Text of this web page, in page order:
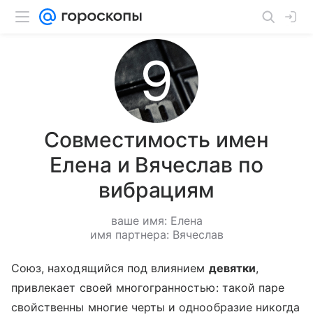
Совместимость имен
Елена и Вячеслав по
вибрациям
ваше имя: Елена
имя партнера: Вячеслав
Союз, находящийся под влиянием девятки,
привлекает своей многогранностью: такой паре
свойственны многие черты и однообразие никогда